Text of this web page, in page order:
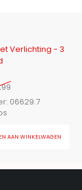
Verlichting - 3
06629.7
AAN WINKELWAGEN